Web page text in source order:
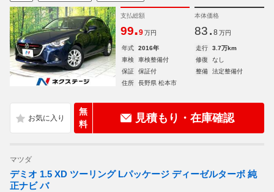
支払総額
99.9 万円
本体価格
83. 8 万円
年式 2016年 走行
3.7万km
車検
車検整備付 修復
なし
保証
保証付 整備
法定整備付
住所
長野県 松本市
無
料
見積もり・在庫確認
マツダ
デミオ 1.5 XD ツーリング Lパッケージ ディーゼルターボ 純
正ナビ バ